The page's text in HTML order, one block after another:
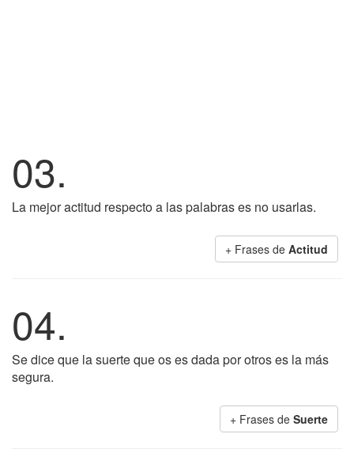
03.
La mejor actitud respecto a las palabras es no usarlas.
+ Frases de Actitud
04.
Se dice que la suerte que os es dada por otros es la más
segura.
+ Frases de Suerte